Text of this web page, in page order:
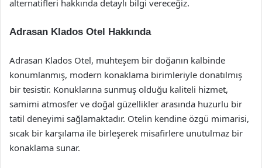
alternatifleri hakkında detaylı bilgi vereceğiz.
Adrasan Klados Otel Hakkında
Adrasan Klados Otel, muhteşem bir doğanın kalbinde
konumlanmış, modern konaklama birimleriyle donatılmış
bir tesistir. Konuklarına sunmuş olduğu kaliteli hizmet,
samimi atmosfer ve doğal güzellikler arasında huzurlu bir
tatil deneyimi sağlamaktadır. Otelin kendine özgü mimarisi,
sıcak bir karşılama ile birleşerek misafirlere unutulmaz bir
konaklama sunar.